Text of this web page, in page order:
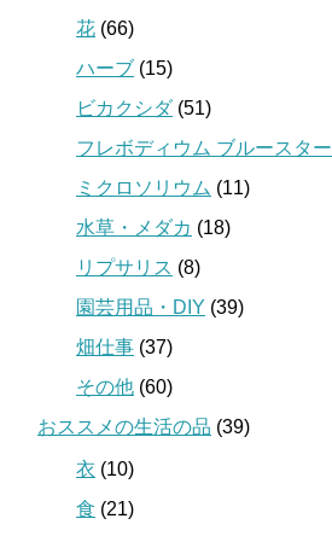
花 (66)
ハーブ (15)
ビカクシダ(51)
フレボディウム ブルースター
ミクロソリウム (11)
水草・メダカ (18)
リプサリス (8)
園芸用品・DIY (39)
畑仕事 (37)
その他 (60)
おススメの生活の品 (39)
衣 (10)
食 (21)